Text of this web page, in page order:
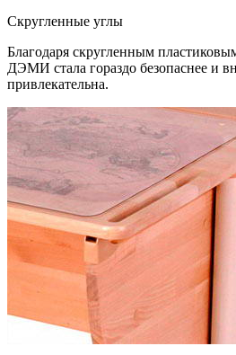
Скругленные углы
Благодаря скругленным
ДЭМИ стала гораздо безопаснее и
привлекательна.